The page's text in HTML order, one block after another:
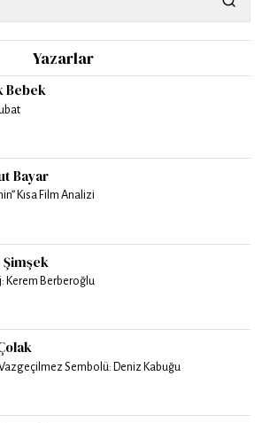
Yazarlar
Bebek
Bayar
Kısa Film Analizi
Kerem Berberoğlu
Sembolü: Deniz Kabuğu